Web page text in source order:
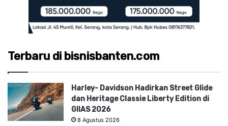
Terbaru di bisnisbanten.com
Harley- Davidson Hadirkan Street Glide
dan Heritage Classie Liberty Edition di
GIIAS 2026
8 Agustus 2026